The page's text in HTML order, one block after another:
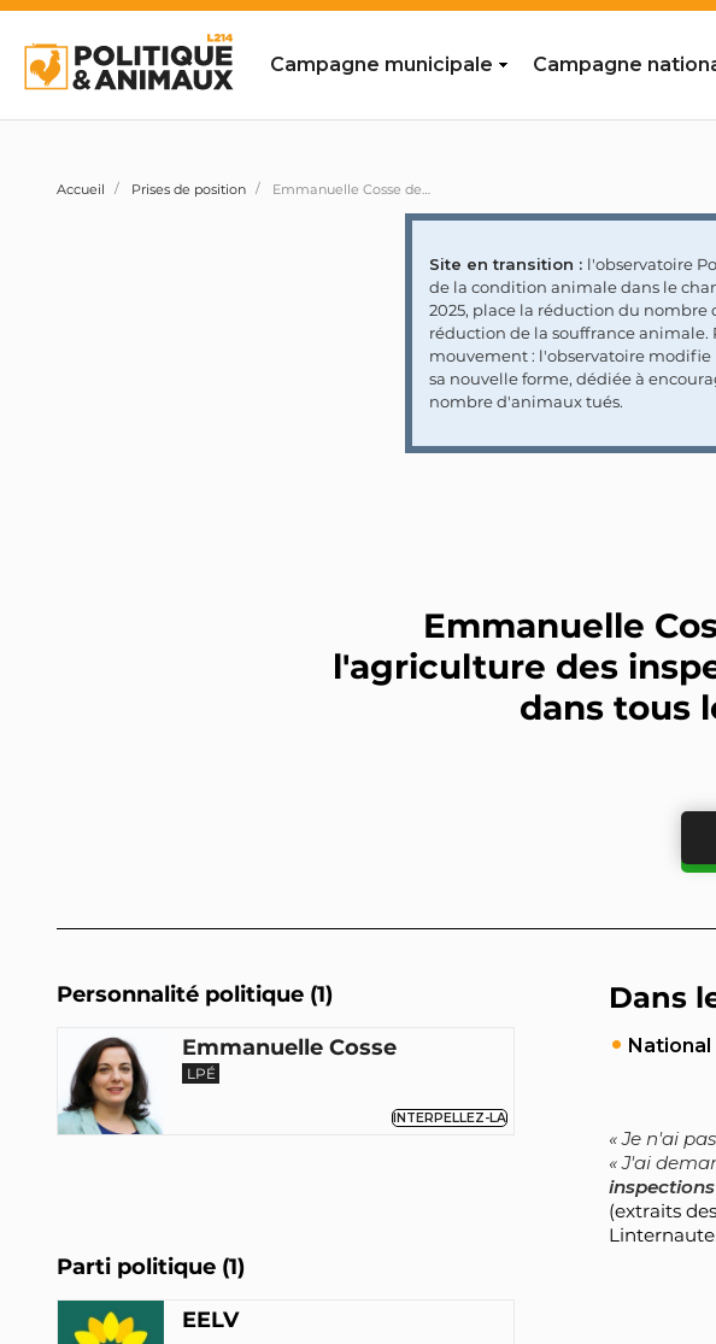
Campagne municipale Campagne
Accueil Prises de position Emmanuelle Cosse demande au ministre de l'agriculture des inspections générales et sans préavis dans tous les abattoirs de France
Site en transition : l'observatoire
de la condition animale dans le
2025, place la réduction du
réduction de la souffrance
mouvement : l'observatoire
sa nouvelle forme, dédiée à
nombre d'animaux tués.
Emmanuelle
l'agriculture des
dans tous
Personnalité politique (1)
Emmanuelle Cosse
LPÉ
INTERPELLEZ-LA
Parti politique (1)
EELV
Dans
National
Je n'ai
J'ai
(extraits